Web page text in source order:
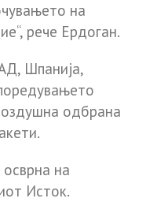
на
рече Ердоган.
Шпанија,
одбрана
на
Исток.